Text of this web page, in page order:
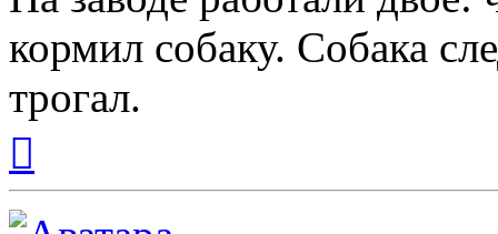
кормил собаку. Собака
трогал.
началу